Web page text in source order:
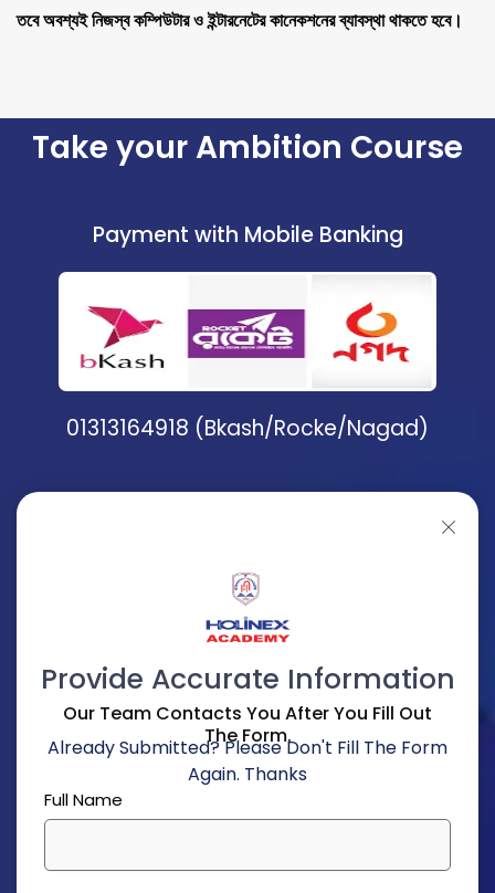
তবে অবশ্যই নিজস্ব কম্পিউটার ও ইন্টারনেটের কানেকশনের ব্যাবস্থা থাকতে হবে।
Take your Ambition Course
Payment with Mobile Banking
01313164918 (Bkash/Rocke/Nagad)
Provide Accurate Information
Our Team Contacts You After You Fill Out
The Form.
Already Submitted? Please Don't Fill The Form
Again. Thanks
Full Name